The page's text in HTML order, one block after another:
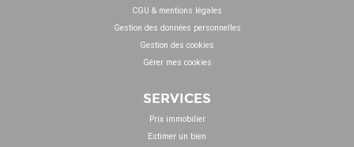
CGU & mentions légales
Gestion des données personnelles
Gestion des cookies
Gérer mes cookies
SERVICES
Prix immobilier
Estimer un bien